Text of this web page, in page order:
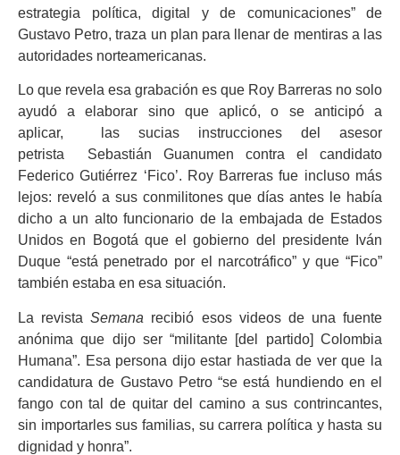
estrategia política, digital y de comunicaciones” de
Gustavo Petro, traza un plan para llenar de mentiras a las
autoridades norteamericanas.
Lo que revela esa grabación es que Roy Barreras no solo
ayudó a elaborar sino que aplicó, o se anticipó a
aplicar, las sucias instrucciones del asesor
petrista Sebastián Guanumen contra el candidato
Federico Gutiérrez ‘Fico’. Roy Barreras fue incluso más
lejos: reveló a sus conmilitones que días antes le había
dicho a un alto funcionario de la embajada de Estados
Unidos en Bogotá que el gobierno del presidente Iván
Duque “está penetrado por el narcotráfico” y que “Fico”
también estaba en esa situación.
La revistaSemana recibió esos videos de una fuente
anónima que dijo ser “militante [del partido] Colombia
Humana”. Esa persona dijo estar hastiada de ver que la
candidatura de Gustavo Petro “se está hundiendo en el
fango con tal de quitar del camino a sus contrincantes,
sin importarles sus familias, su carrera política y hasta su
dignidad y honra”.